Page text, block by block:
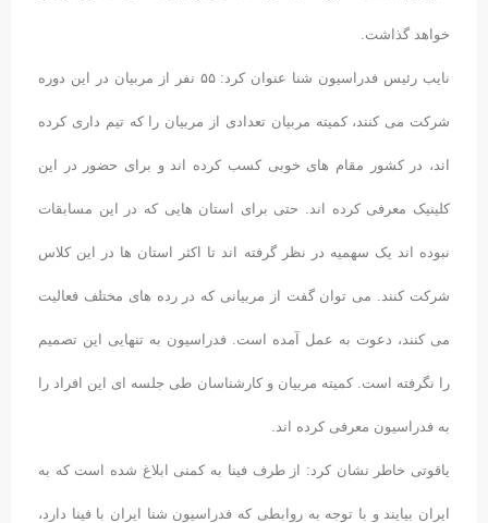
خواهد گذاشت.
نایب رئیس فدراسیون شنا عنوان کرد: ۵۵ نفر از مربیان در این دوره
شرکت می کنند، کمیته مربیان تعدادی از مربیان را که تیم داری کرده
اند، در کشور مقام های خوبی کسب کرده اند و برای حضور در این
کلینیک معرفی کرده اند. حتی برای استان هایی که در این مسابقات
نبوده اند یک سهمیه در نظر گرفته اند تا اکثر استان ها در این کلاس
شرکت کنند. می توان گفت از مربیانی که در رده های مختلف فعالیت
می کنند، دعوت به عمل آمده است. فدراسیون به تنهایی این تصمیم
را نگرفته است. کمیته مربیان و کارشناسان طی جلسه ای این افراد را
به فدراسیون معرفی کرده اند.
یاقوتی خاطر نشان کرد: از طرف فینا به کمنی ابلاغ شده است که به
ایران بیایند و با توجه به روابطی که فدراسیون شنا ایران با فینا دارد،